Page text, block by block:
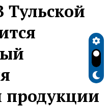
продукции